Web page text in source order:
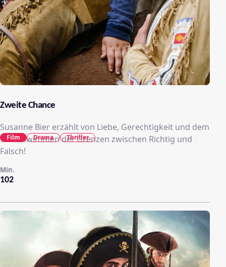
Zweite Chance
Susanne Bier erzählt von Liebe, Gerechtigkeit und dem
Verschwimmen der Grenzen zwischen Richtig und
Falsch!
102
Min.
Film Drama Thriller